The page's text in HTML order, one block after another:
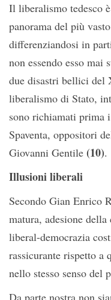
Il liberalismo tedesco
panorama del più
differenziandosi in
non essendo esso mai
due disastri bellici del
liberalismo di Stato,
sono richiamati prima
Spaventa, oppositori
Giovanni Gentile (10).
Illusioni liberali
Secondo Gian Enrico
matura, adesione
liberal-democrazia
rassicurante rispetto a
nello stesso senso del
Da parte nostra non